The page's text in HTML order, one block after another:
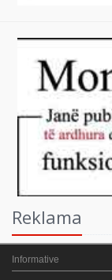
Reklama
Informative